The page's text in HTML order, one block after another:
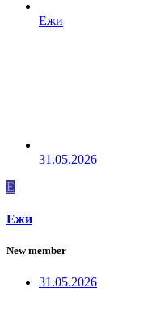
Ежи
31.05.2026
Е
Ежи
New member
31.05.2026